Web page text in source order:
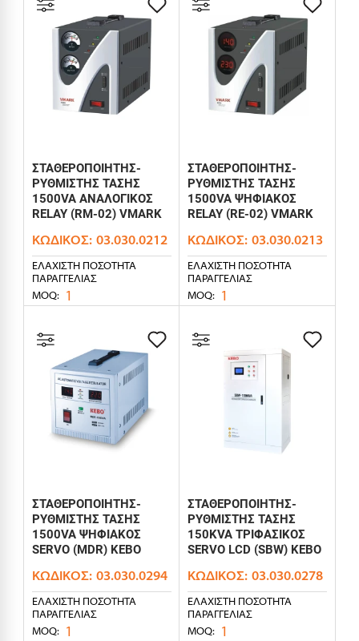
ΣΤΑΘΕΡΟΠΟΙΗΤΗΣ-
ΡΥΘΜΙΣΤΗΣ ΤΑΣΗΣ
1500VA ΑΝΑΛΟΓΙΚΟΣ
RELAY (RM-02) VMARK
ΚΩΔΙΚΌΣ: 03.030.0212
ΕΛΆΧΙΣΤΗ ΠΟΣΌΤΗΤΑ
ΠΑΡΑΓΓΕΛΊΑΣ
MOQ: 1
ΣΤΑΘΕΡΟΠΟΙΗΤΗΣ-
ΡΥΘΜΙΣΤΗΣ ΤΑΣΗΣ
1500VA ΨΗΦΙΑΚΟΣ
RELAY (RE-02) VMARK
ΚΩΔΙΚΌΣ: 03.030.0213
ΕΛΆΧΙΣΤΗ ΠΟΣΌΤΗΤΑ
ΠΑΡΑΓΓΕΛΊΑΣ
MOQ: 1
ΣΤΑΘΕΡΟΠΟΙΗΤΗΣ-
ΡΥΘΜΙΣΤΗΣ ΤΑΣΗΣ
1500VA ΨΗΦΙΑΚΟΣ
SERVO (MDR) KEBO
ΚΩΔΙΚΌΣ: 03.030.0294
ΕΛΆΧΙΣΤΗ ΠΟΣΌΤΗΤΑ
ΠΑΡΑΓΓΕΛΊΑΣ
MOQ: 1
ΣΤΑΘΕΡΟΠΟΙΗΤΗΣ-
ΡΥΘΜΙΣΤΗΣ ΤΑΣΗΣ
150KVA ΤΡΙΦΑΣΙΚΟΣ
SERVO LCD (SBW) KEBO
ΚΩΔΙΚΌΣ: 03.030.0278
ΕΛΆΧΙΣΤΗ ΠΟΣΌΤΗΤΑ
ΠΑΡΑΓΓΕΛΊΑΣ
MOQ: 1